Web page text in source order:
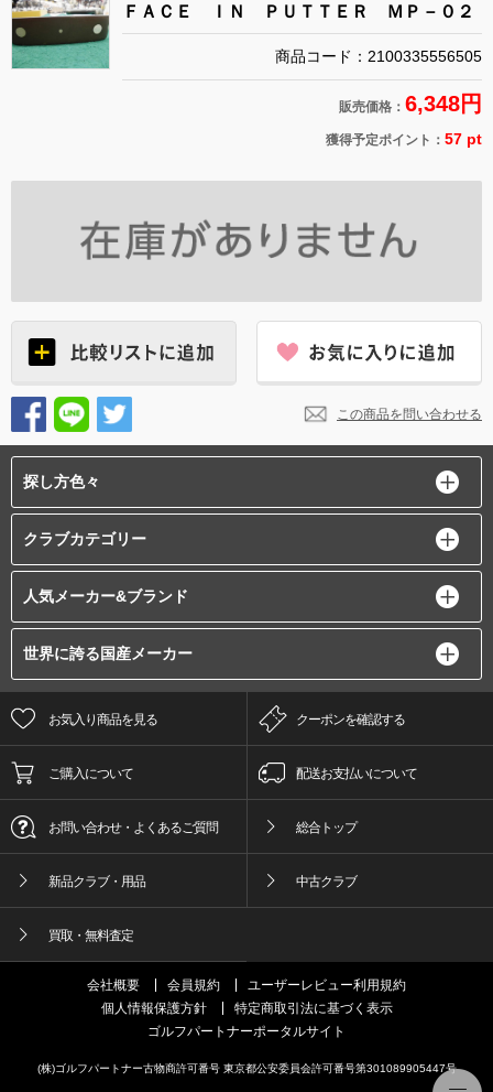
ＦＡＣＥ ＩＮ ＰＵＴＴＥＲ ＭＰ－０２
商品コード：2100335556505
販売価格： 6,348円
獲得予定ポイント： 57 pt
この商品を問い合わせる
探し方色々
クラブカテゴリー
人気メーカー&ブランド
世界に誇る国産メーカー
お気入り商品を見る クーポンを確認する
ご購入について 配送お支払いについて
お問い合わせ・よくあるご質問 総合トップ
新品クラブ・用品 中古クラブ
買取・無料査定
会社概要 会員規約
ユーザーレビュー利用規約
個人情報保護方針
特定商取引法に基づく表示
ゴルフパートナーポータルサイト
(株)ゴルフパートナー古物商許可番号 東京都公安委員会許可番号第301089905447号